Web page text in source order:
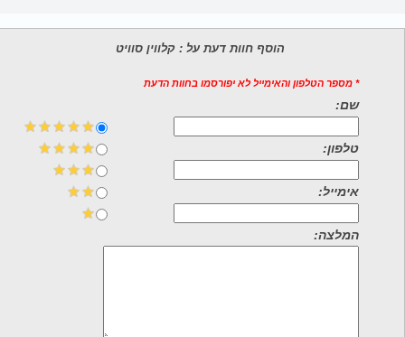
הוסף חוות דעת על : קלווין סוויט
* מספר הטלפון והאימייל לא יפורסמו בחוות הדעת
שם:
טלפון:
אימייל:
המלצה: